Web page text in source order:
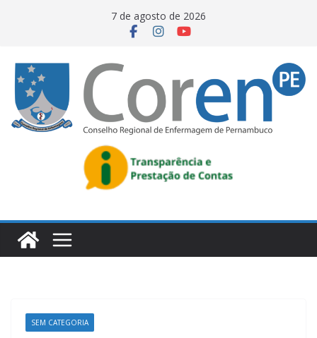
7 de agosto de 2026
SEM CATEGORIA